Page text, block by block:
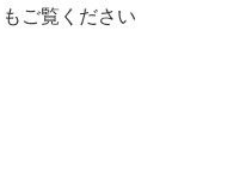
もご覧ください